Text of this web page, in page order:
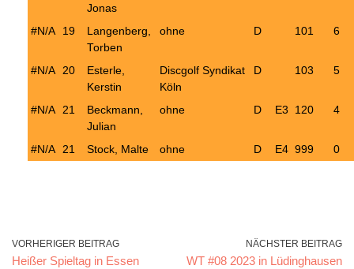
Jonas
#N/A 19
Langenberg,
Torben
ohne D 101 6
#N/A 20
Esterle,
Kerstin
Discgolf Syndikat
Köln
D 103 5
#N/A 21
Beckmann,
Julian
ohne D E3 120 4
#N/A 21 Stock, Malte ohne D E4 999 0
VORHERIGER BEITRAG
Heißer Spieltag in Essen
NÄCHSTER BEITRAG
WT #08 2023 in Lüdinghausen